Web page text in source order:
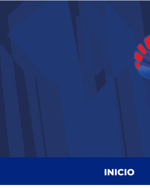
INICIO